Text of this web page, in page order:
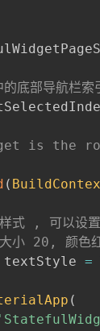
底部导航栏索
is the
(
式 , 可以设
小 20, 颜色
textStyle =
(